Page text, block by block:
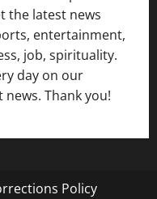
the latest news
entertainment,
job, spirituality.
day on our
Thank you!
Policy